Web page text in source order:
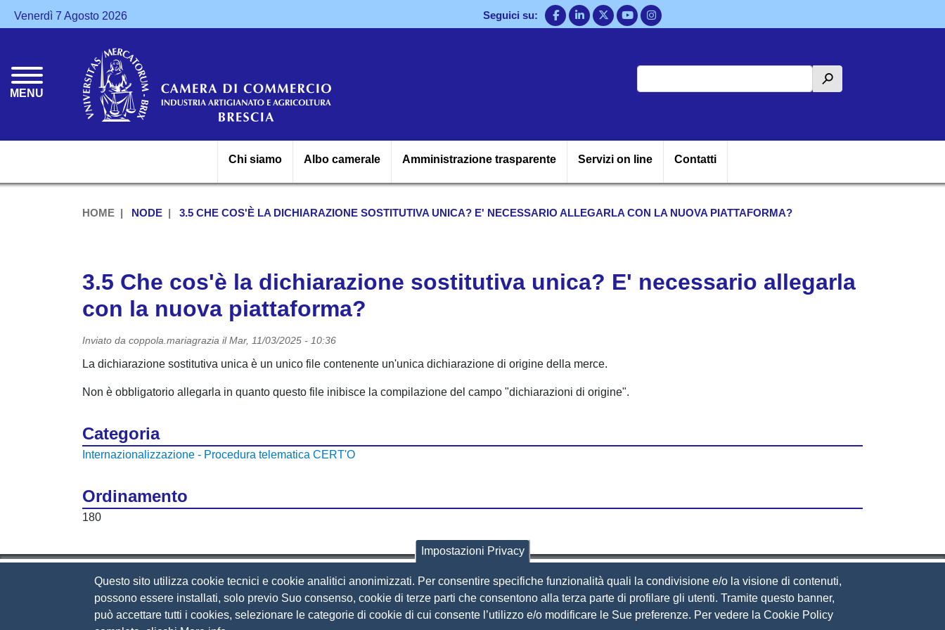
Salta
al
Venerdì 7 Agosto 2026 Seguici su:
MENU
h
Navigazione principale
Chi siamo Albo camerale Amministrazione trasparente Servizi on line Contatti
HOME NODE 3.5 CHE COS'È LA DICHIARAZIONE SOSTITUTIVA UNICA? E' NECESSARIO ALLEGARLA CON LA NUOVA PIATTAFORMA?
3.5 Che cos'è la dichiarazione sostitutiva unica? E' necessario allegarla
con la nuova piattaforma?
Inviato da coppola.mariagrazia ilMar, 11/03/2025 - 10:36
La dichiarazione sostitutiva unica è un unico file contenente un'unica dichiarazione di origine della merce.
Non è obbligatorio allegarla in quanto questo file inibisce la compilazione del campo "dichiarazioni di origine".
Categoria
Internazionalizzazione - Procedura telematica CERT'O
Ordinamento
180
Camera di Commercio di Brescia
Contatti
Impostazioni Privacy
Questo sito utilizza cookie tecnici e cookie analitici anonimizzati. Per consentire specifiche funzionalità quali la condivisione e/o la visione di contenuti,
possono essere installati, solo previo Suo consenso, cookie di terze parti che consentono alla terza parte di profilare gli utenti. Tramite questo banner,
può accettare tutti i cookies, selezionare le categorie di cookie di cui consente l’utilizzo e/o modificare le Sue preferenze. Per vedere la Cookie Policy